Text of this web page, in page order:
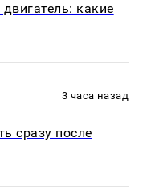
какие
3 часа назад
сразу после